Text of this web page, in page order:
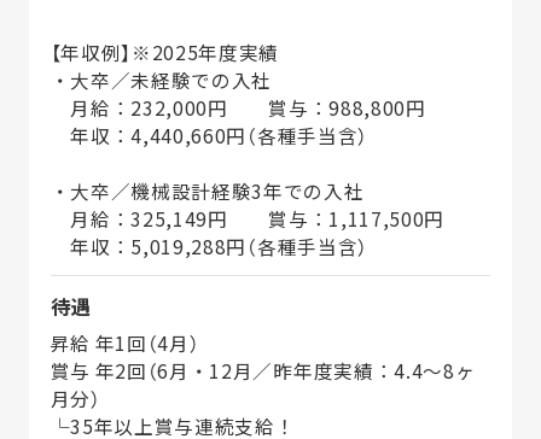
【年収例】※2025年度実績
・大卒／未経験での入社
月給：232,000円 賞与：988,800円
年収：4,440,660円（各種手当含）
・大卒／機械設計経験3年での入社
月給：325,149円 賞与：1,117,500円
年収：5,019,288円（各種手当含）
待遇
昇給 年1回（4月）
賞与 年2回（6月・12月／昨年度実績：4.4～8ヶ
月分）
└35年以上賞与連続支給！